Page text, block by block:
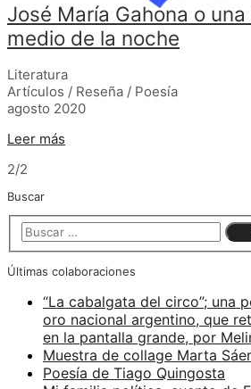
José María Gahona o
medio de la noche
Literatura
Artículos / Reseña / Poesía
agosto 2020
Leer más
2/2
Buscar
Últimas colaboraciones
“La cabalgata del circo”; una
oro nacional argentino, que
en la pantalla grande, por
Muestra de collage Marta
Poesía de Tiago Quingosta